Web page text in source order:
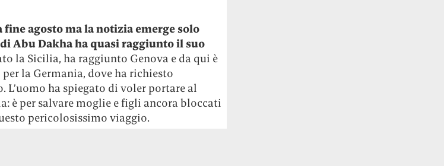
fine agosto ma la notizia emerge solo
Abu Dakha ha quasi raggiunto il suo
la Sicilia, ha raggiunto Genova e da qui è
la Germania, dove ha richiesto
ha spiegato di voler portare al
è per salvare moglie e figli ancora bloccati
pericolosissimo viaggio.